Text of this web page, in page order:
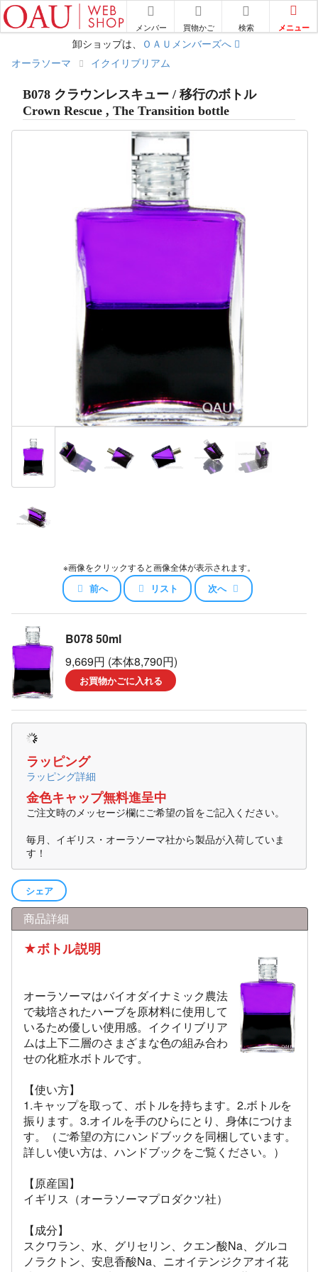
メンバー 買物かご 検索 メニュー
卸ショップは、
ＯＡＵメンバーズへ
オーラソーマ
イクイリブリアム
B078 クラウンレスキュー / 移行のボトル
Crown Rescue , The Transition bottle
※画像をクリックすると画像全体が表示されます。
前へ リスト 次へ
B078 50ml
9,669円 (本体8,790円)
お買物かごに入れる
ラッピング
ラッピング詳細
金色キャップ無料進呈中
ご注文時のメッセージ欄にご希望の旨をご記入ください。
毎月、イギリス・オーラソーマ社から製品が入荷していま
す！
シェア
商品詳細
★ボトル説明
オーラソーマはバイオダイナミック農法
で栽培されたハーブを原材料に使用して
いるため優しい使用感。イクイリブリア
ムは上下二層のさまざまな色の組み合わ
せの化粧水ボトルです。
【使い方】
1.キャップを取って、ボトルを持ちます。2.ボトルを
振ります。3.オイルを手のひらにとり、身体につけま
す。（ご希望の方にハンドブックを同梱しています。
詳しい使い方は、ハンドブックをご覧ください。）
【原産国】
イギリス（オーラソーマプロダクツ社）
【成分】
スクワラン、水、グリセリン、クエン酸Na、グルコ
ノラクトン、安息香酸Na、ニオイテンジクアオイ花